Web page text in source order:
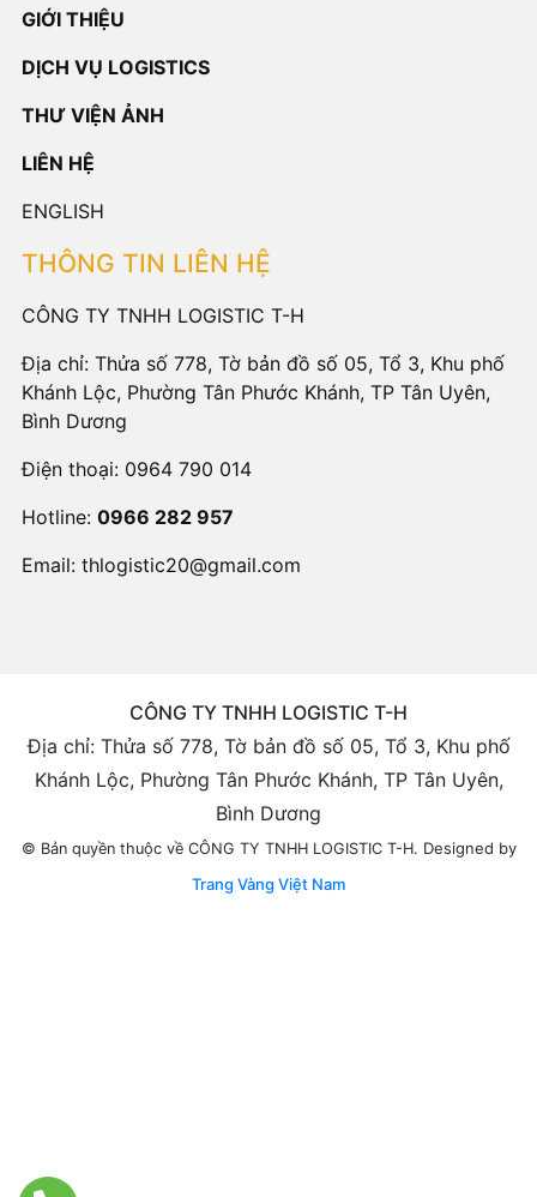
GIỚI THIỆU
DỊCH VỤ LOGISTICS
THƯ VIỆN ẢNH
LIÊN HỆ
ENGLISH
THÔNG TIN LIÊN HỆ
CÔNG TY TNHH LOGISTIC T-H
Địa chỉ: Thửa số 778, Tờ bản đồ số 05, Tổ 3, Khu phố
Khánh Lộc, Phường Tân Phước Khánh, TP Tân Uyên,
Bình Dương
Điện thoại: 0964 790 014
Hotline: 0966 282 957
Email: thlogistic20@gmail.com
CÔNG TY TNHH LOGISTIC T-H
Địa chỉ: Thửa số 778, Tờ bản đồ số 05, Tổ 3, Khu phố
Khánh Lộc, Phường Tân Phước Khánh, TP Tân Uyên,
Bình Dương
© Bản quyền thuộc về CÔNG TY TNHH LOGISTIC T-H. Designed by
Trang Vàng Việt Nam